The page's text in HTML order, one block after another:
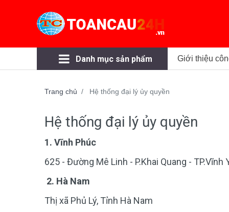
Danh mục sản phẩm Giới thiệu
Trang chủ Hệ thống đại lý ủy quyền
Hệ thống đại lý ủy quyền
1. Vĩnh Phúc
625 - Đường Mê Linh - P.Khai Quang - TP.Vĩnh
2. Hà Nam
Thị xã Phủ Lý, Tỉnh Hà Nam